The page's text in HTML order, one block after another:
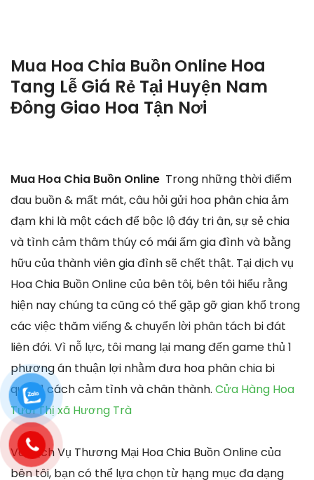
Mua Hoa Chia Buồn Online Hoa
Tang Lễ Giá Rẻ Tại Huyện Nam
Đông Giao Hoa Tận Nơi
Mua Hoa Chia Buồn Online Trong những thời điểm
đau buồn & mất mát, câu hỏi gửi hoa phân chia ảm
đạm khi là một cách để bộc lộ đáy tri ân, sự sẻ chia
và tình cảm thâm thúy có mái ấm gia đình và bằng
hữu của thành viên gia đình sẽ chết thật. Tại dịch vụ
Hoa Chia Buồn Online của bên tôi, bên tôi hiểu rằng
hiện nay chúng ta cũng có thể gặp gỡ gian khổ trong
các việc thăm viếng & chuyển lời phân tách bi đát
liên đới. Vì nỗ lực, tôi mang lại mang đến game thủ 1
phương án thuận lợi nhằm đưa hoa phân chia bi
quan 1 cách cảm tình và chân thành. Cửa Hàng Hoa
Tươi Thị xã Hương Trà
Với dịch Vụ Thương Mại Hoa Chia Buồn Online của
bên tôi, bạn có thể lựa chọn từ hạng mục đa dạng